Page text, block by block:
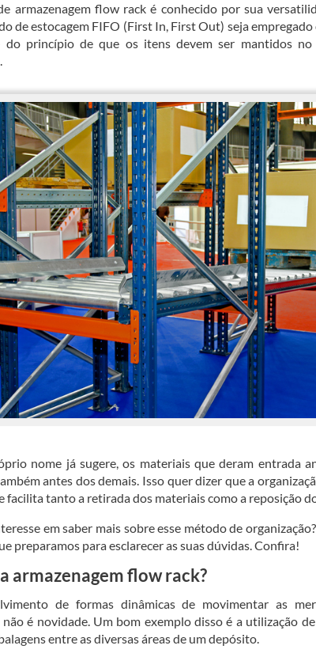
armazenagem flow rack é conhecido por sua
de estocagem FIFO (First In, First Out) seja
do princípio de que os itens devem ser mantidos
nome já sugere, os materiais que deram entrada
antes dos demais. Isso quer dizer que a
facilita tanto a retirada dos materiais como a reposição
em saber mais sobre esse método de
preparamos para esclarecer as suas dúvidas. Confira!
armazenagem flow rack?
de formas dinâmicas de movimentar as
não é novidade. Um bom exemplo disso é a utilização
entre as diversas áreas de um depósito.